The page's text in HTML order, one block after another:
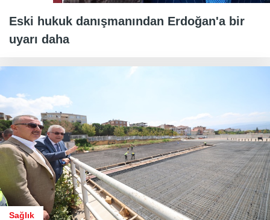
Eski hukuk danışmanından Erdoğan'a bir
uyarı daha
Sağlık